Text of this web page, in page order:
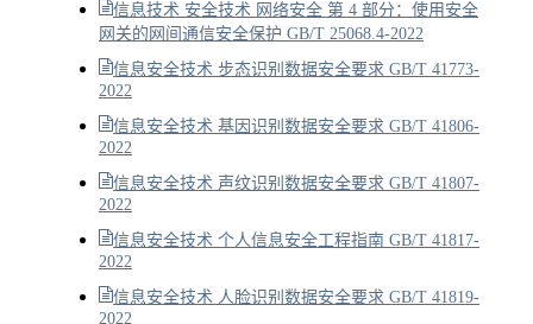
信息技术 安全技术 网络安全 第 4 部分：使用安全
网关的网间通信安全保护 GB/T 25068.4-2022
信息安全技术 步态识别数据安全要求 GB/T 41773-
2022
信息安全技术 基因识别数据安全要求 GB/T 41806-
2022
信息安全技术 声纹识别数据安全要求 GB/T 41807-
2022
信息安全技术 个人信息安全工程指南 GB/T 41817-
2022
信息安全技术 人脸识别数据安全要求 GB/T 41819-
2022